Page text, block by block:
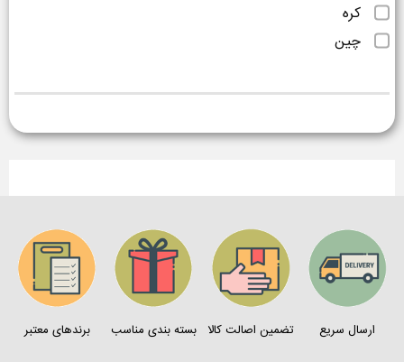
کره
چین
ارسال سریع تضمین اصالت کالا بسته بندی مناسب برندهای معتبر